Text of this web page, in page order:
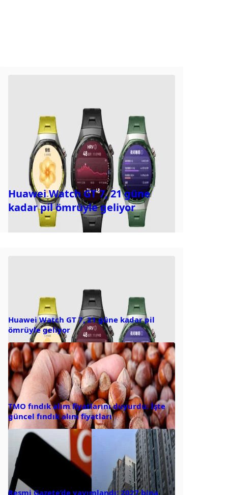
Huawei Watch GT 7, 21 güne
kadar pil ömrüyle geliyor
Huawei Watch GT 7, 21 güne kadar pil
ömrüyle geliyor
TMO fındık alım fiyatlarını duyurdu: İşte
güncel fındık alım fiyatları
Resmi Gazete’de yayımlandı: 2027 bina